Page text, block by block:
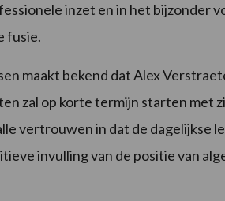
inzet en in het bijzonder
fusie.
maakt bekend dat Alex
zal op korte termijn starten met
vertrouwen in dat de dagelijkse
invulling van de positie van